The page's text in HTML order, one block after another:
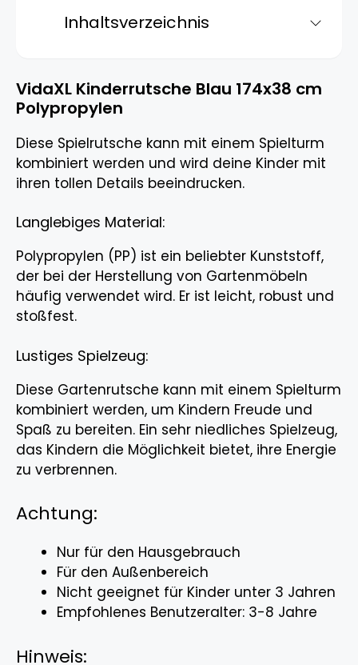
Inhaltsverzeichnis
VidaXL Kinderrutsche Blau 174x38 cm
Polypropylen
Diese Spielrutsche kann mit einem Spielturm
kombiniert werden und wird deine Kinder mit
ihren tollen Details beeindrucken.
Langlebiges Material:
Polypropylen (PP) ist ein beliebter Kunststoff,
der bei der Herstellung von Gartenmöbeln
häufig verwendet wird. Er ist leicht, robust und
stoßfest.
Lustiges Spielzeug:
Diese Gartenrutsche kann mit einem Spielturm
kombiniert werden, um Kindern Freude und
Spaß zu bereiten. Ein sehr niedliches Spielzeug,
das Kindern die Möglichkeit bietet, ihre Energie
zu verbrennen.
Achtung:
Nur für den Hausgebrauch
Für den Außenbereich
Nicht geeignet für Kinder unter 3 Jahren
Empfohlenes Benutzeralter: 3-8 Jahre
Hinweis: